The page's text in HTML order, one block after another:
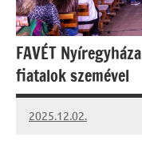
FAVÉT
fiatalok szemével
2025.12.02.
Leiszt